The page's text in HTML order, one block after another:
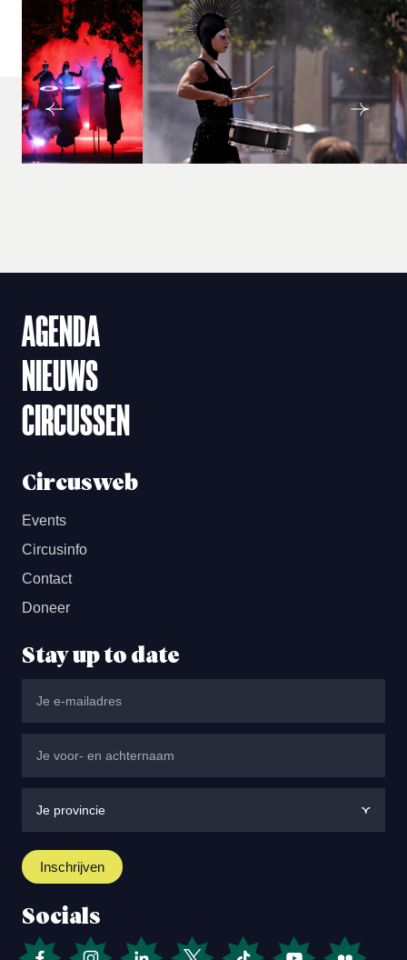
AGENDA
NIEUWS
CIRCUSSEN
Circusweb
Events
Circusinfo
Contact
Doneer
Stay up to date
Socials